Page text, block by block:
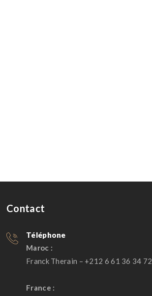
Contact
Téléphone
Maroc :
Franck Therain – +212 6 61 36 34 72
France :